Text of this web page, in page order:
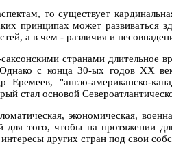
то существует
принципах может развиваться
а в чем - различия и
странами длительное
с конца 30-ых годов ХХ
"англо-американско-
стал основой
экономическая,
для того, чтобы на протяжении
других стран под свои